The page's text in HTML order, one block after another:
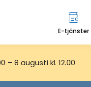
E-tjänster
– 8 augusti kl. 12.00